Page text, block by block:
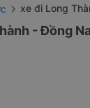
xe đi Long
- Đồng